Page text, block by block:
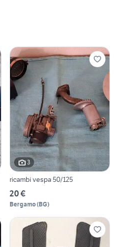
3
ricambi vespa 50/125
20 €
Bergamo(BG)